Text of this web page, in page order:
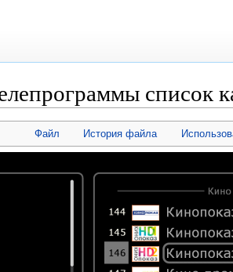
список
Файл История файла